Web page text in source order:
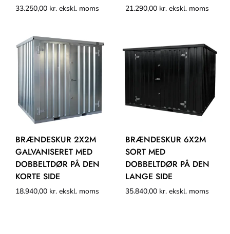
33.250,00 kr. ekskl. moms 21.290,00 kr. ekskl. moms
BRÆNDESKUR 2X2M
GALVANISERET MED
DOBBELTDØR PÅ DEN
KORTE SIDE
18.940,00 kr. ekskl. moms
BRÆNDESKUR 6X2M
SORT MED
DOBBELTDØR PÅ DEN
LANGE SIDE
35.840,00 kr. ekskl. moms